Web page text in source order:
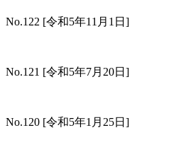
No.122 [令和5年11月1日]
No.121 [令和5年7月20日]
No.120 [令和5年1月25日]